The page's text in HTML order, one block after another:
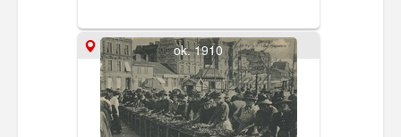
świetle księżyca.
ok. 1910